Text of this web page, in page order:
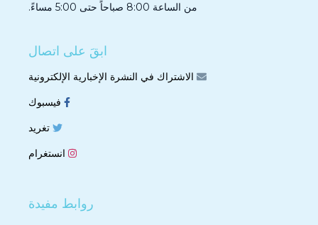
من الساعة 8:00 صباحاً حتى 5:00 مساءً.
ابقَ على اتصال
الاشتراك في النشرة الإخبارية الإلكترونية
فيسبوك
تغريد
انستغرام
روابط مفيدة